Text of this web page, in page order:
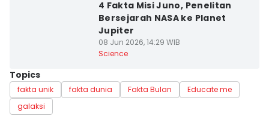
4 Fakta Misi Juno, Penelitan
Bersejarah NASA ke Planet
Jupiter
08 Jun 2026, 14:29 WIB
Science
Topics
fakta unik fakta dunia Fakta Bulan
Educate me
galaksi